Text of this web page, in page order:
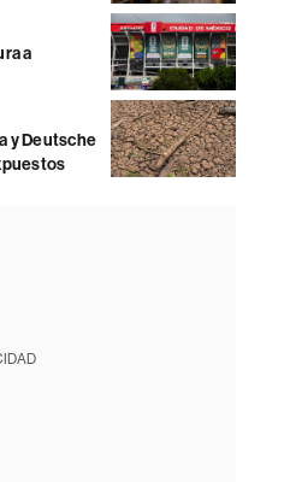
a
y Deutsche